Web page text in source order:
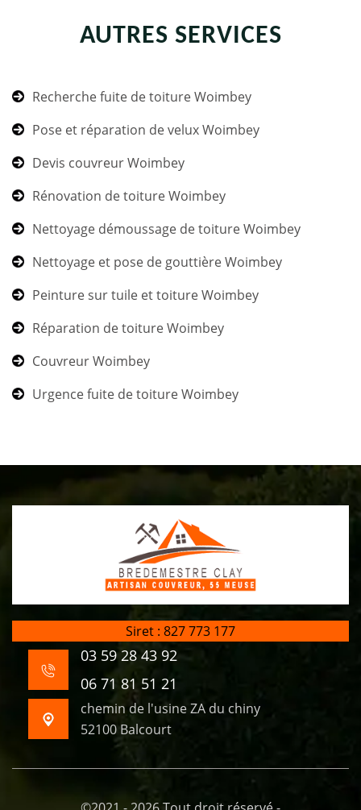
AUTRES SERVICES
Recherche fuite de toiture Woimbey
Pose et réparation de velux Woimbey
Devis couvreur Woimbey
Rénovation de toiture Woimbey
Nettoyage démoussage de toiture Woimbey
Nettoyage et pose de gouttière Woimbey
Peinture sur tuile et toiture Woimbey
Réparation de toiture Woimbey
Couvreur Woimbey
Urgence fuite de toiture Woimbey
Siret : 827 773 177
03 59 28 43 92
06 71 81 51 21
chemin de l'usine ZA du chiny
52100 Balcourt